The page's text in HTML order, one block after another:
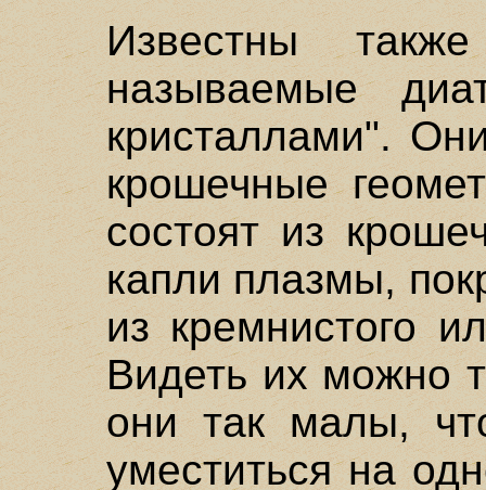
Известны
называемые
кристаллами".
крошечные
состоят из
капли плазмы,
из кремнистого
Видеть их можно
они так малы,
уместиться на